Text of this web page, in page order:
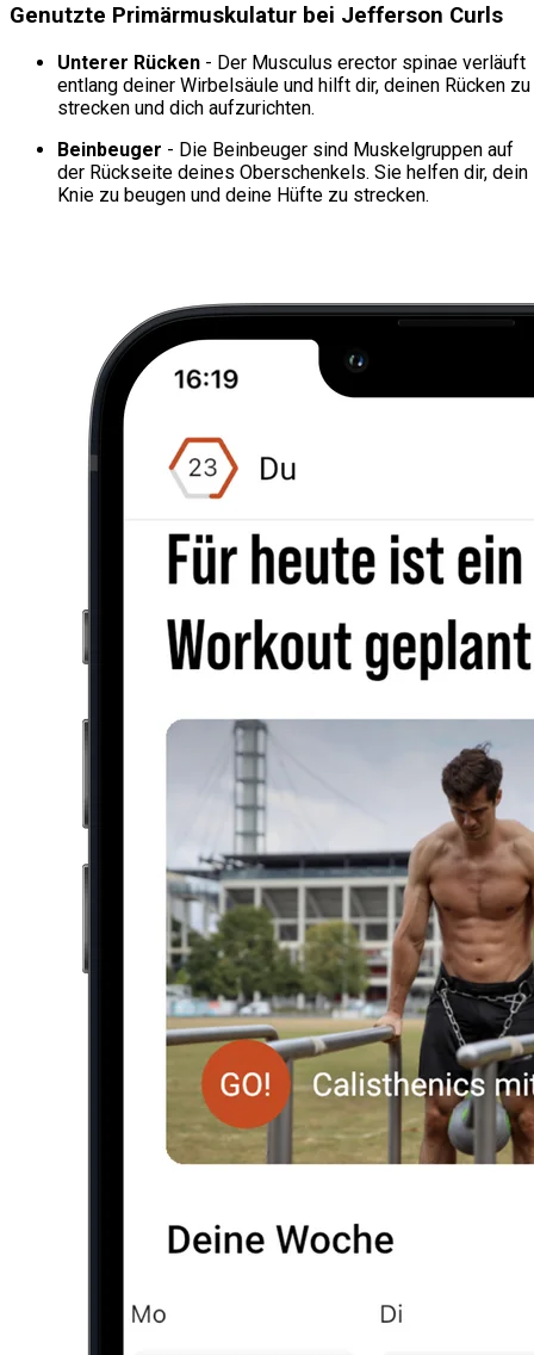
Genutzte Primärmuskulatur bei Jefferson Curls
Unterer Rücken - Der Musculus erector spinae verläuft
entlang deiner Wirbelsäule und hilft dir, deinen Rücken zu
strecken und dich aufzurichten.
Beinbeuger - Die Beinbeuger sind Muskelgruppen auf
der Rückseite deines Oberschenkels. Sie helfen dir, dein
Knie zu beugen und deine Hüfte zu strecken.